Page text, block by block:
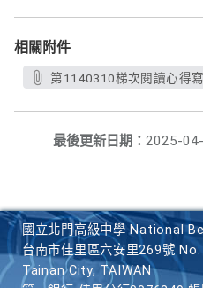
相關附件
第1140310梯次閱讀心得
最後更新日期： 2025-
國立北門高級中學 National
台南市佳里區六安里269號
Tainan City, TAIWAN